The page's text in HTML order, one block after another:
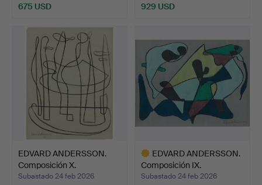
675 USD 929 USD
EDVARD ANDERSSON.
Composición X.
Subastado 24 feb 2026
EDVARD ANDERSSON.
Composición IX.
Subastado 24 feb 2026